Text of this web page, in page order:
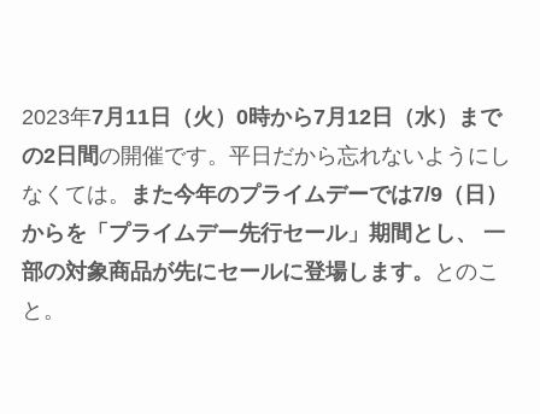
2023年7月11日（火）0時から7月12日（水）まで
の2日間の開催です。平日だから忘れないようにし
なくては。
また今年のプライムデーでは7/9（日）
からを「プライムデー先行セール」期間とし、 一
部の対象商品が先にセールに登場します。
とのこ
と。